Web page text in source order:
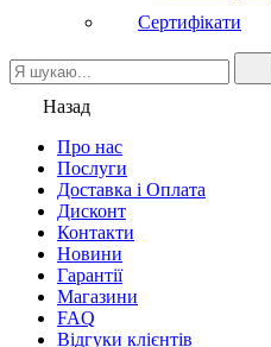
Сертифікати
Назад
Про нас
Послуги
Доставка і Оплата
Дисконт
Контакти
Новини
Гарантії
Магазини
FAQ
Відгуки клієнтів